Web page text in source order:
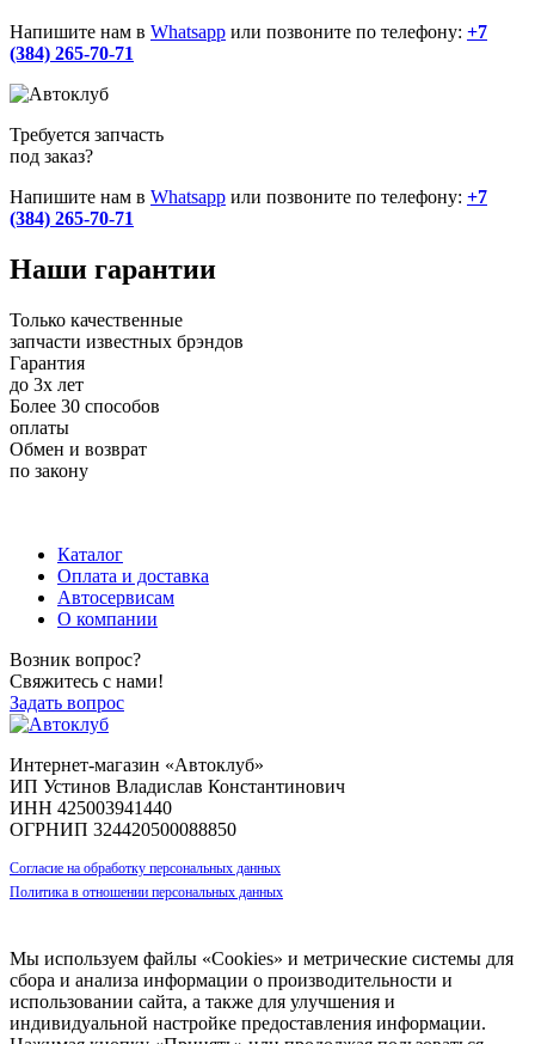
Напишите нам в Whatsapp или позвоните по телефону: +7
(384) 265-70-71
Требуется запчасть
под заказ?
Напишите нам в Whatsapp или позвоните по телефону: +7
(384) 265-70-71
Наши гарантии
Только качественные
запчасти известных брэндов
Гарантия
до 3х лет
Более 30 способов
оплаты
Обмен и возврат
по закону
Каталог
Оплата и доставка
Автосервисам
О компании
Возник вопрос?
Свяжитесь с нами!
Задать вопрос
Интернет-магазин «Автоклуб»
ИП Устинов Владислав Константинович
ИНН 425003941440
ОГРНИП 324420500088850
Согласие на обработку персональных данных
Политика в отношении персональных данных
Мы используем файлы «Cookies» и метрические системы для
сбора и анализа информации о производительности и
использовании сайта, а также для улучшения и
индивидуальной настройке предоставления информации.